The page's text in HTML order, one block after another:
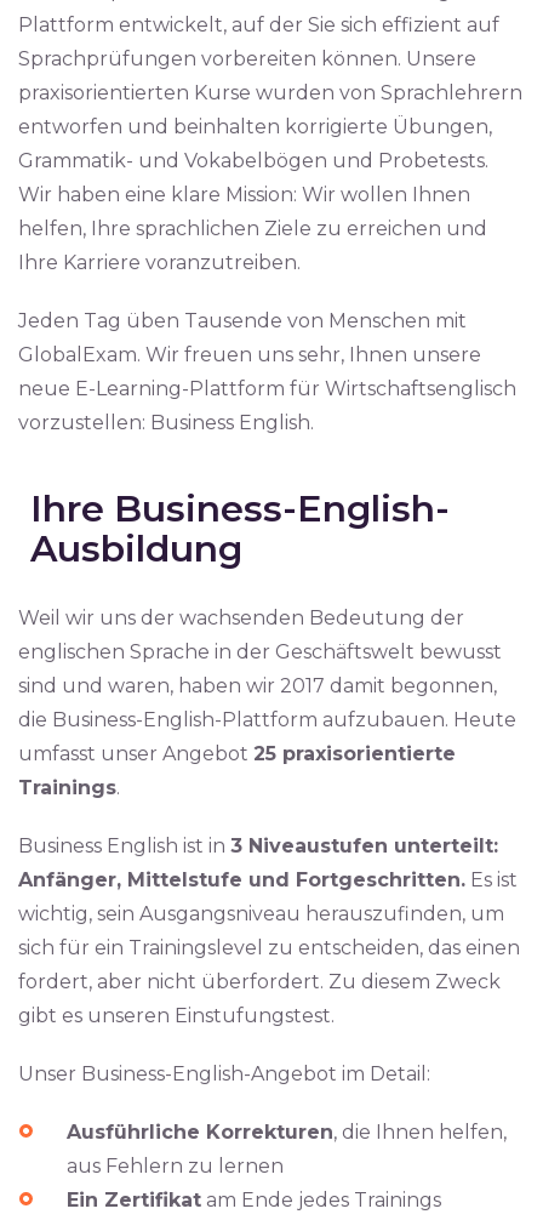
Plattform entwickelt, auf der Sie sich effizient auf
Sprachprüfungen vorbereiten können. Unsere
praxisorientierten Kurse wurden von Sprachlehrern
entworfen und beinhalten korrigierte Übungen,
Grammatik- und Vokabelbögen und Probetests.
Wir haben eine klare Mission: Wir wollen Ihnen
helfen, Ihre sprachlichen Ziele zu erreichen und
Ihre Karriere voranzutreiben.
Jeden Tag üben Tausende von Menschen mit
GlobalExam. Wir freuen uns sehr, Ihnen unsere
neue E-Learning-Plattform für Wirtschaftsenglisch
vorzustellen: Business English.
Ihre Business-English-
Ausbildung
Weil wir uns der wachsenden Bedeutung der
englischen Sprache in der Geschäftswelt bewusst
sind und waren, haben wir 2017 damit begonnen,
die Business-English-Plattform aufzubauen. Heute
umfasst unser Angebot 25 praxisorientierte
Trainings.
Business English ist in 3 Niveaustufen unterteilt:
Anfänger, Mittelstufe und Fortgeschritten. Es ist
wichtig, sein Ausgangsniveau herauszufinden, um
sich für ein Trainingslevel zu entscheiden, das einen
fordert, aber nicht überfordert. Zu diesem Zweck
gibt es unseren Einstufungstest.
Unser Business-English-Angebot im Detail:
Ausführliche Korrekturen, die Ihnen helfen,
aus Fehlern zu lernen
Ein Zertifikat am Ende jedes Trainings